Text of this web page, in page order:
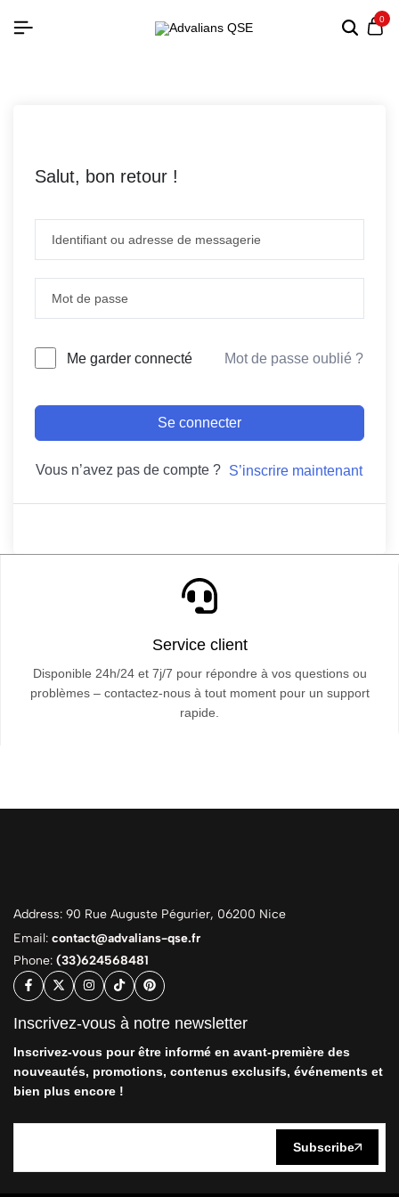
0
Salut, bon retour !
Me garder connecté Mot de passe oublié ?
Se connecter
Vous n’avez pas de compte ? S’inscrire maintenant
Service client
Disponible 24h/24 et 7j/7 pour répondre à vos questions ou
problèmes – contactez-nous à tout moment pour un support
rapide.
Address: 90 Rue Auguste Pégurier, 06200 Nice
Email: contact@advalians-qse.fr
Phone: (33)624568481
Inscrivez-vous à notre newsletter
Inscrivez-vous pour être informé en avant-première des
nouveautés, promotions, contenus exclusifs, événements et
bien plus encore !
Subscribe